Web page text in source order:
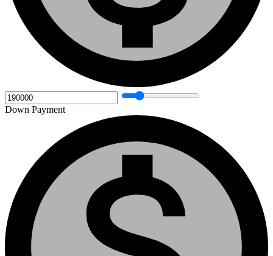
Down Payment